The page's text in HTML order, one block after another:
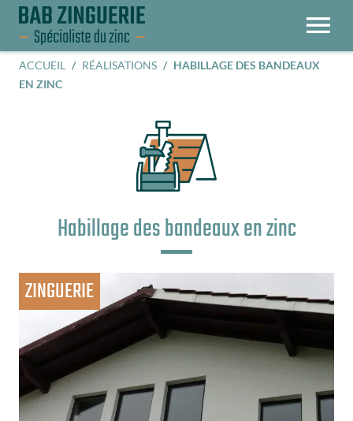
ACCUEIL
RÉALISATIONS
HABILLAGE DES BANDEAUX
EN ZINC
Habillage des bandeaux en zinc
ZINGUERIE